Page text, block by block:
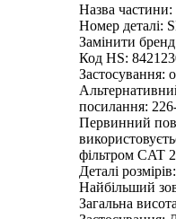
Назва частини:
Номер деталі:
Замінити
Код HS:
Застосування:
посилання:
Первинний
фільтром CAT
Деталі розмірів:
Найбільший
Загальна